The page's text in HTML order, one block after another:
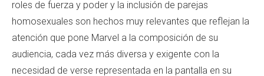
roles de fuerza y poder y la inclusión de parejas
homosexuales son hechos muy relevantes que reflejan la
atención que pone Marvel a la composición de su
audiencia, cada vez más diversa y exigente con la
necesidad de verse representada en la pantalla en su